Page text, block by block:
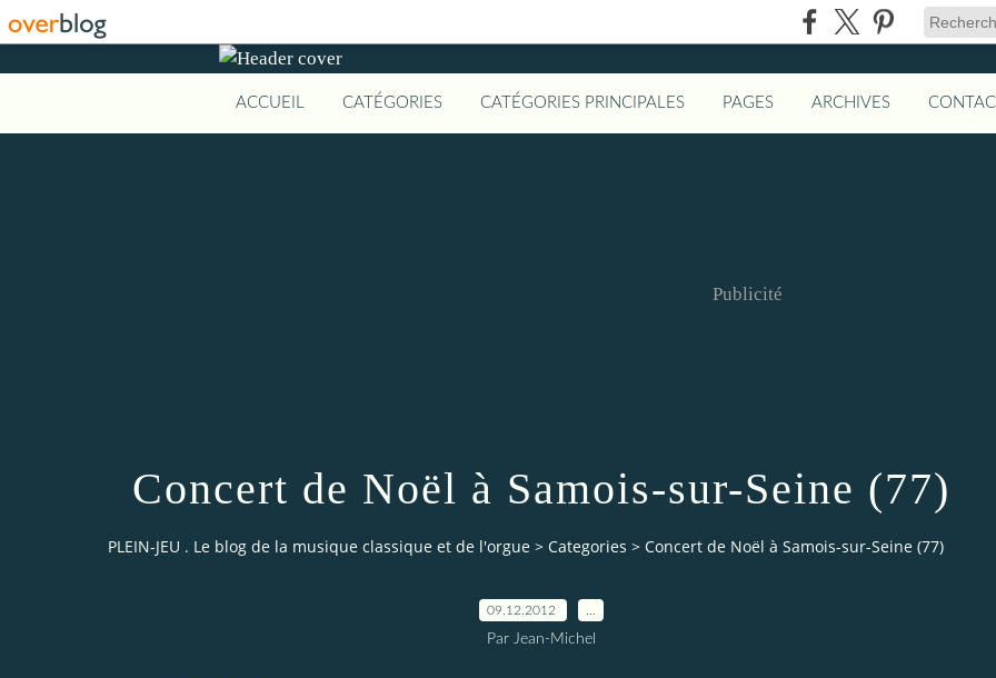
ACCUEIL CATÉGORIES CATÉGORIES PRINCIPALES PAGES ARCHIVES
Publicité
Concert de Noël à Samois-sur-Seine (77)
PLEIN-JEU . Le blog de la musique classique et de l'orgue > Categories > Concert de Noël à Samois-sur-Seine (77)
09.12.2012
Par Jean-Michel